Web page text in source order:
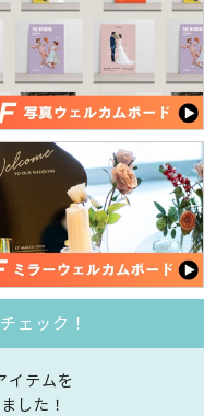
ェック！
イテムを
した！